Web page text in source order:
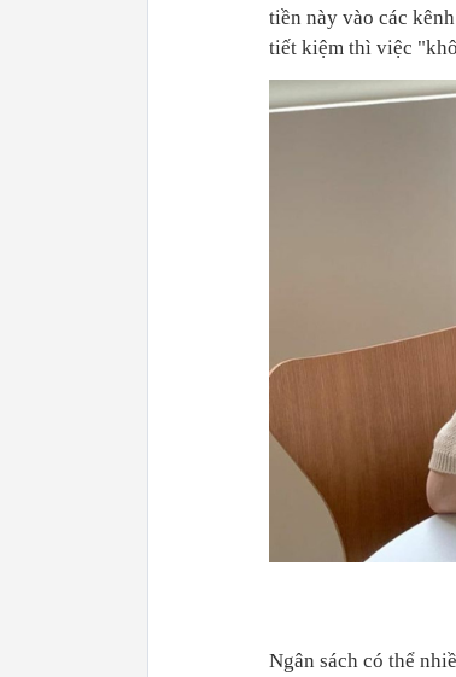
tiền này vào các
tiết kiệm thì việc
Ngân sách có thể